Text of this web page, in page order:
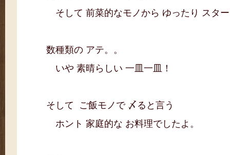
そして 前菜的なモノから ゆったり スタ
数種類の アテ。。
いや 素晴らしい 一皿一皿！
そして ご飯モノで 〆ると言う
ホント 家庭的な お料理でしたよ。